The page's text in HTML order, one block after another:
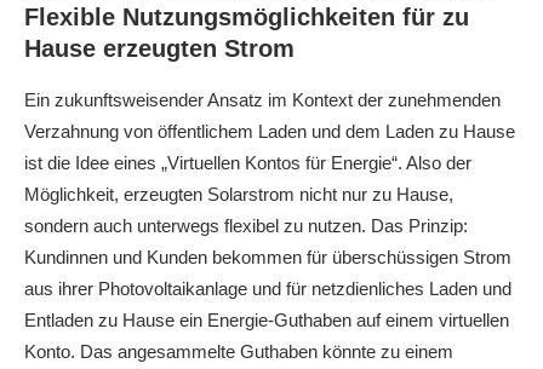
Flexible Nutzungsmöglichkeiten für zu
Hause erzeugten Strom
Ein zukunftsweisender Ansatz im Kontext der zunehmenden
Verzahnung von öffentlichem Laden und dem Laden zu Hause
ist die Idee eines „Virtuellen Kontos für Energie“. Also der
Möglichkeit, erzeugten Solarstrom nicht nur zu Hause,
sondern auch unterwegs flexibel zu nutzen. Das Prinzip:
Kundinnen und Kunden bekommen für überschüssigen Strom
aus ihrer Photovoltaikanlage und für netzdienliches Laden und
Entladen zu Hause ein Energie-Guthaben auf einem virtuellen
Konto. Das angesammelte Guthaben könnte zu einem